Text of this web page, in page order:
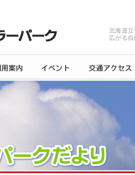
北海道
広がる